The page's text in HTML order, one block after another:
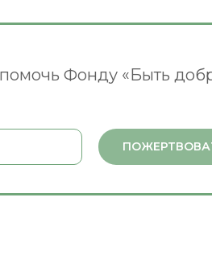
Фонду «Быть